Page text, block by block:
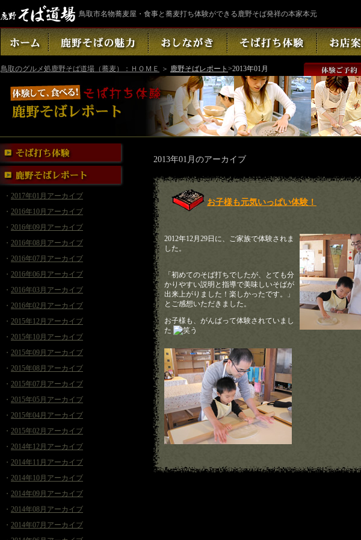
鳥取市名物蕎麦屋・食事と蕎麦打ち体験ができる鹿野そば発祥の本家本元
鳥取のグルメ処鹿野そば道場（蕎麦）：ＨＯＭＥ ＞ 鹿野そばレポート >2013年01月
・ 2017年01月アーカイブ
・ 2016年10月アーカイブ
・ 2016年09月アーカイブ
・ 2016年08月アーカイブ
・ 2016年07月アーカイブ
・ 2016年06月アーカイブ
・ 2016年03月アーカイブ
・ 2016年02月アーカイブ
・ 2015年12月アーカイブ
・ 2015年10月アーカイブ
・ 2015年09月アーカイブ
・ 2015年08月アーカイブ
・ 2015年07月アーカイブ
・ 2015年05月アーカイブ
・ 2015年04月アーカイブ
・ 2015年02月アーカイブ
・ 2014年12月アーカイブ
・ 2014年11月アーカイブ
・ 2014年10月アーカイブ
・ 2014年09月アーカイブ
・ 2014年08月アーカイブ
・ 2014年07月アーカイブ
2013年01月のアーカイブ
お子様も元気いっぱい体験！
2012年12月29日に、ご家族で体験されま
した。
「初めてのそば打ちでしたが、とても分
かりやすい説明と指導で美味しいそばが
出来上がりました！楽しかったです。」
とご感想いただきました。
お子様も、がんばって体験されていまし
た